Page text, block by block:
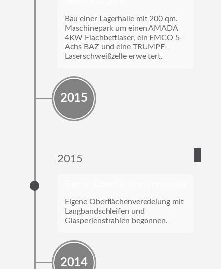
Bau einer Lagerhalle mit 200 qm.
Maschinepark um einen AMADA
4KW Flachbettlaser, ein EMCO 5-
Achs BAZ und eine TRUMPF-
Laserschweißzelle erweitert.
2015
2015
Eigene Oberflächenveredelung mit
Langbandschleifen und
Glasperlenstrahlen begonnen.
2014